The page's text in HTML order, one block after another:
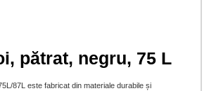
pătrat, negru, 75 L
87L este fabricat din materiale durabile și